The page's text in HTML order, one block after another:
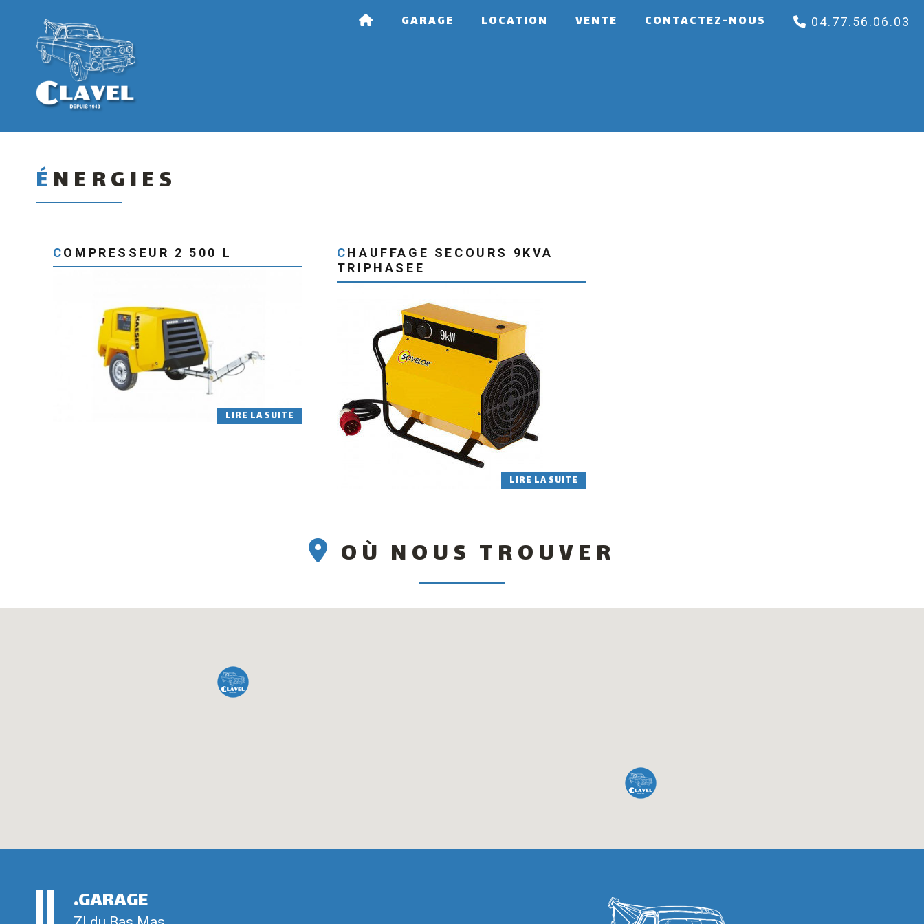
GARAGE LOCATION VENTE CONTACTEZ-NOUS 04.77.56.06.03
ÉNERGIES
COMPRESSEUR 2 500 L
LIRE LA SUITE
CHAUFFAGE SECOURS 9KVA
TRIPHASEE
LIRE LA SUITE
OÙ NOUS TROUVER
.GARAGE